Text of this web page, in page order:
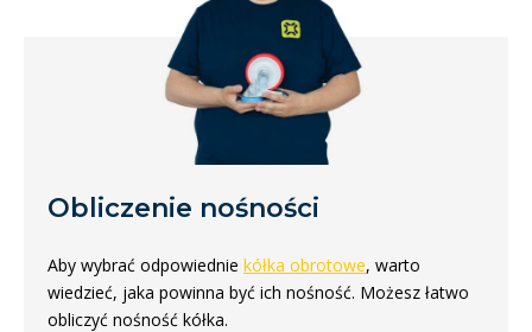
Obliczenie nośności
Aby wybrać odpowiednie kółka obrotowe, warto
wiedzieć, jaka powinna być ich nośność. Możesz łatwo
obliczyć nośność kółka.